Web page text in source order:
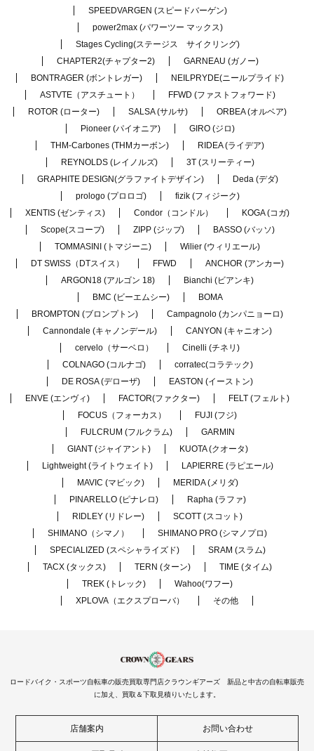
SPEEDVARGEN (スピードバーゲン)
power2max (パワーツー マックス)
Stages Cycling(ステージス サイクリング)
CHAPTER2(チャプター2)
GARNEAU (ガノー)
BONTRAGER (ボントレガー)
NEILPRYDE(ニールプライド)
ASTVTE（アスチュート）
FFWD (ファストフォワード)
ROTOR (ローター)
SALSA (サルサ)
ORBEA (オルベア)
Pioneer (パイオニア)
GIRO (ジロ)
THM-Carbones (THMカーボン)
RIDEA (ライデア)
REYNOLDS (レイノルズ)
3T (スリーティー)
GRAPHITE DESIGN(グラファイトデザイン)
Deda (デダ)
prologo (プロロゴ)
fizik (フィジーク)
XENTIS (ゼンティス)
Condor（コンドル）
KOGA (コガ)
Scope(スコープ)
ZIPP (ジップ)
BASSO (バッソ)
TOMMASINI (トマジーニ)
Wilier (ウィリエール)
DT SWISS（DTスイス）
FFWD
ANCHOR (アンカー)
ARGON18 (アルゴン 18)
Bianchi (ビアンキ)
BMC (ビーエムシー)
BOMA
BROMPTON (ブロンプトン)
Campagnolo (カンパニョーロ)
Cannondale (キャノンデール)
CANYON (キャニオン)
cervelo（サーベロ）
Cinelli (チネリ)
COLNAGO (コルナゴ)
corratec(コラテック)
DE ROSA (デローザ)
EASTON (イーストン)
ENVE (エンヴィ)
FACTOR(ファクター)
FELT (フェルト)
FOCUS（フォーカス）
FUJI (フジ)
FULCRUM (フルクラム)
GARMIN
GIANT (ジャイアント)
KUOTA (クオータ)
Lightweight (ライトウェイト)
LAPIERRE (ラピエール)
MAVIC (マビック)
MERIDA (メリダ)
PINARELLO (ピナレロ)
Rapha (ラファ)
RIDLEY (リドレー)
SCOTT (スコット)
SHIMANO（シマノ）
SHIMANO PRO (シマノプロ)
SPECIALIZED (スペシャライズド)
SRAM (スラム)
TACX (タックス)
TERN (ターン)
TIME (タイム)
TREK (トレック)
Wahoo(ワフー)
XPLOVA（エクスプローバ）
その他
ロードバイク・スポーツ自転車の販売買取専門店クラウンギアーズ 新品と中古の自転車販売
に加え、買取＆下取見積りいたします。
店舗案内 お問い合わせ